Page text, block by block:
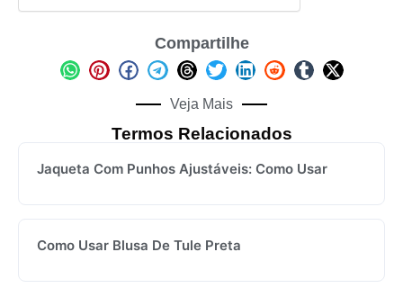
Compartilhe
Veja Mais
Termos Relacionados
Jaqueta Com Punhos Ajustáveis: Como Usar
Como Usar Blusa De Tule Preta